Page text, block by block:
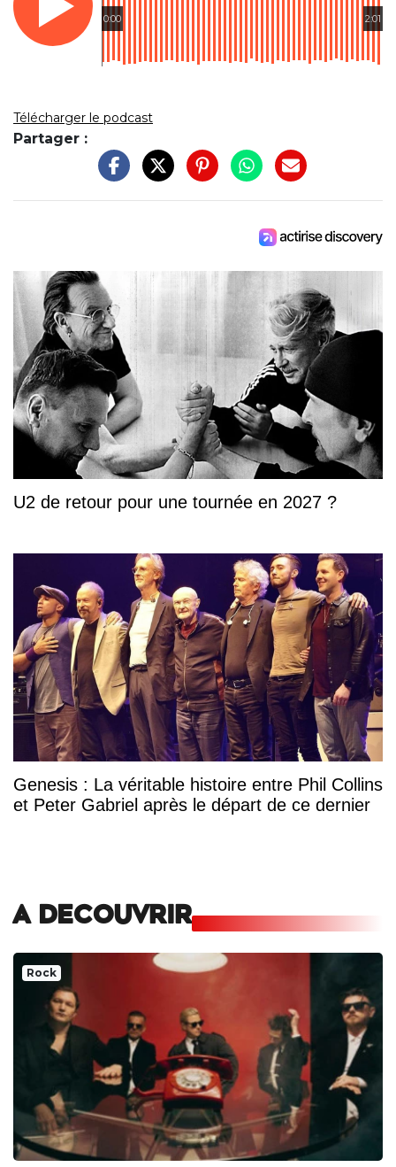
0:00 2:01
Télécharger le podcast
Partager :
U2 de retour pour une tournée en 2027 ?
Genesis : La véritable histoire entre Phil Collins
et Peter Gabriel après le départ de ce dernier
A DECOUVRIR
Rock